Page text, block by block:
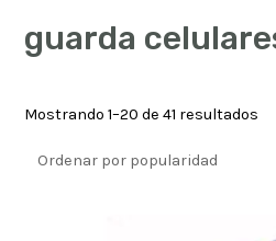
guarda
Mostrando 1–20 de 41 resultados